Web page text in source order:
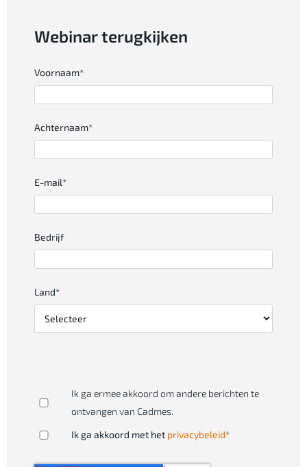
Webinar terugkijken
Voornaam*
Achternaam*
E-mail*
Bedrijf
Land*
Ik ga ermee akkoord om andere berichten te
ontvangen van Cadmes.
Ik ga akkoord met het privacybeleid*